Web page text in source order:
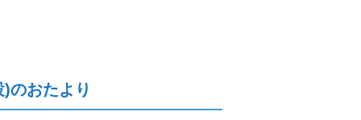
のおたより